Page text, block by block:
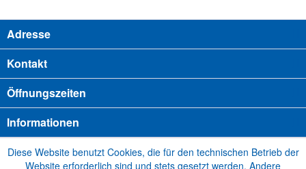
Adresse
Kontakt
Öffnungszeiten
Informationen
Diese Website benutzt Cookies, die für den technischen Betrieb der
Website erforderlich sind und stets gesetzt werden. Andere